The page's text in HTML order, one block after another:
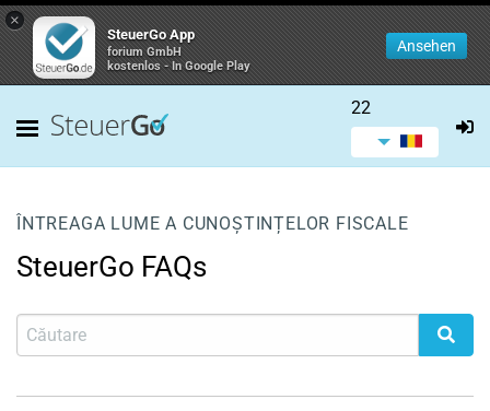
×
SteuerGo App
forium GmbH
kostenlos - In Google Play
Ansehen
22
ÎNTREAGA LUME A CUNOȘTINȚELOR FISCALE
SteuerGo FAQs